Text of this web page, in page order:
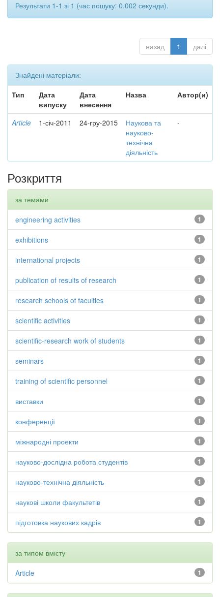
Результати 1-1 зі 1 (час пошуку: 0.002 секунди).
назад 1 далі
Знайдені матеріали:
Тип
Дата
випуску
Дата
внесення
Назва Автор(и)
Article 1-січ-2011 24-гру-2015
Наукова та
науково-
технічна
діяльність
-
Розкриття
за темами
1
engineering activities
1
exhibitions
1
international projects
1
publication of results of research
1
research schools of faculties
1
scientific activities
1
scientific-research work of students
1
seminars
1
training of scientific personnel
1
виставки
1
конференції
1
міжнародні проекти
1
науково-дослідна робота студентів
1
науково-технічна діяльність
1
наукові школи факультетів
1
підготовка наукових кадрів
за типом вмісту
1
Article